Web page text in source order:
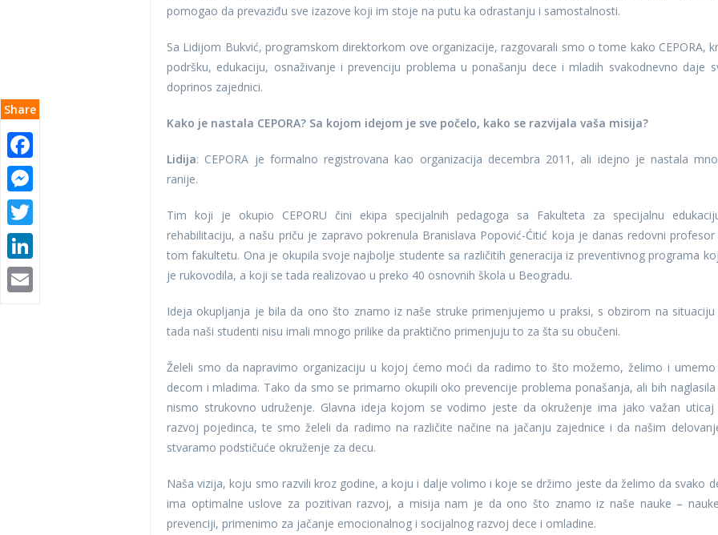
Share
pomogao da prevaziđu sve izazove koji im stoje na putu ka odrastanju i samostalnosti.
Sa Lidijom Bukvić, programskom direktorkom ove organizacije, razgovarali smo o tome kako CEPORA,
podršku, edukaciju, osnaživanje i prevenciju problema u ponašanju dece i mladih svakodnevno daje
doprinos zajednici.
Kako je nastala CEPORA? Sa kojom idejom je sve počelo, kako se razvijala vaša misija?
Lidija: CEPORA je formalno registrovana kao organizacija decembra 2011, ali idejno je nastala
ranije.
Tim koji je okupio CEPORU čini ekipa specijalnih pedagoga sa Fakulteta za specijalnu
rehabilitaciju, a našu priču je zapravo pokrenula Branislava Popović-Ćitić koja je danas redovni profesor
tom fakultetu. Ona je okupila svoje najbolje studente sa različitih generacija iz preventivnog programa
je rukovodila, a koji se tada realizovao u preko 40 osnovnih škola u Beogradu.
Ideja okupljanja je bila da ono što znamo iz naše struke primenjujemo u praksi, s obzirom na situaciju
tada naši studenti nisu imali mnogo prilike da praktično primenjuju to za šta su obučeni.
Želeli smo da napravimo organizaciju u kojoj ćemo moći da radimo to što možemo, želimo i umemo
decom i mladima. Tako da smo se primarno okupili oko prevencije problema ponašanja, ali bih naglasila
nismo strukovno udruženje. Glavna ideja kojom se vodimo jeste da okruženje ima jako važan uticaj
razvoj pojedinca, te smo želeli da radimo na različite načine na jačanju zajednice i da našim
stvaramo podstičuće okruženje za decu.
Naša vizija, koju smo razvili kroz godine, a koju i dalje volimo i koje se držimo jeste da želimo da svako
ima optimalne uslove za pozitivan razvoj, a misija nam je da ono što znamo iz naše nauke –
prevenciji, primenimo za jačanje emocionalnog i socijalnog razvoj dece i omladine.